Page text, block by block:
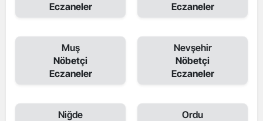
Eczaneler
Eczaneler
Muş
Nöbetçi
Eczaneler
Nevşehir
Nöbetçi
Eczaneler
Niğde
Ordu